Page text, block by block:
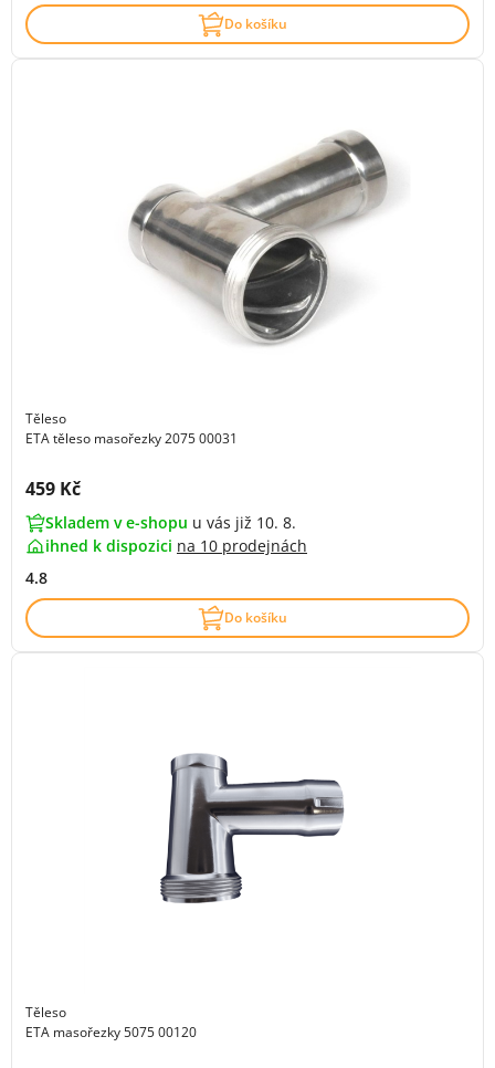
Do košíku
Těleso
ETA těleso masořezky 2075 00031
Cena s DPH:
459 Kč
Skladem v e-shopu u vás již 10. 8.
ihned k dispozici na 10 prodejnách
4.8
Do košíku
Těleso
ETA masořezky 5075 00120